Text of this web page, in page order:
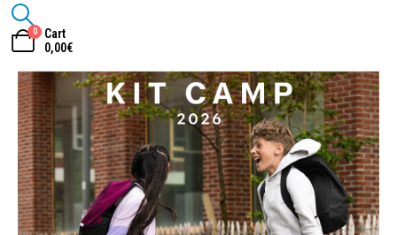
0
Cart
0,00€